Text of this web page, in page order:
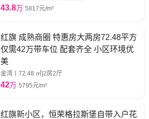
43.8万5817元/m²
红旗 成熟商圈 特惠房大两房72.48平方
仅需42万带车位 配套齐全 小区环境优
美
金湾丨72.48 ㎡|2房2厅
42万5795元/m²
红旗新小区，恒荣格拉斯堡自带入户花